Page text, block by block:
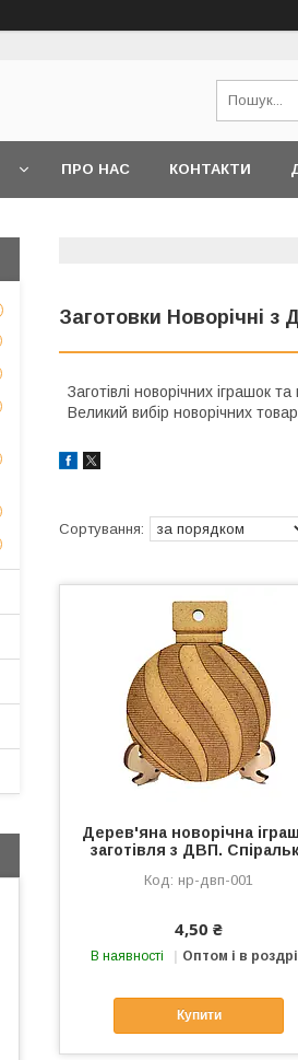
ПРО НАС КОНТАКТИ
Заготовки Новорічні з
Заготівлі новорічних іграшок
Великий вибір новорічних
Дерев'яна новорічна
заготівля з ДВП.
нр-двп-001
4,50 ₴
В наявності Оптом і в
Купити